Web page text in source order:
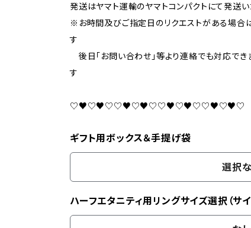
発送はヤマト運輸のヤマトコンパクトにて発送い
※お時間及びご指定日のリクエストがある場合
す
後日「お問い合わせ」等より連絡でも対応で
す
♡♥♡♥♡♡♥♡♥♡♡♥♡♥♡♡♥♡♥♡
ギフト用ボックス＆手提げ袋
選択
ハーフエタニティ用リングサイズ選択（サ